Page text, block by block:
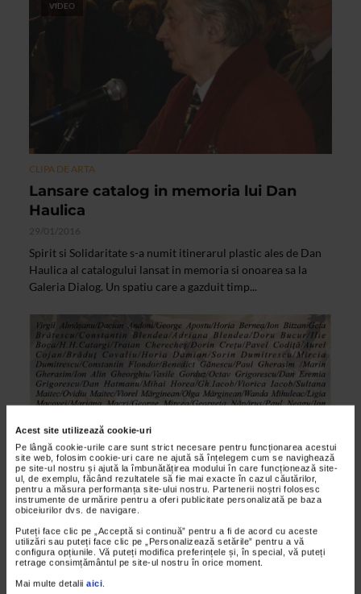
Acest site utilizează cookie-uri
Pe lângă cookie-urile care sunt strict necesare pentru funcționarea acestui
site web, folosim cookie-uri care ne ajută să înțelegem cum se navighează
pe site-ul nostru și ajută la îmbunătățirea modului în care funcționează site-
ul, de exemplu, făcând rezultatele să fie mai exacte în cazul căutărilor,
pentru a măsura performanța site-ului nostru. Partenerii noștri folosesc
instrumente de urmărire pentru a oferi publicitate personalizată pe baza
obiceiurilor dvs. de navigare.
Puteți face clic pe „Acceptă si continuă” pentru a fi de acord cu aceste
utilizări sau puteți face clic pe „Personalizează setările” pentru a vă
configura opțiunile. Vă puteți modifica preferințele și, în special, vă puteți
retrage consimțământul pe site-ul nostru în orice moment.
Mai multe detalii aici
VIDEO
CLIPA DE ARTA
Lansare catalog in memoria lui Dan
Haulica
29/01/2016
Spirit si Solidaritate s-a numit itinerarul plastic ales de Dan
Haulica al catalogului lansat in memoria si onoarea sa la
Galeria Dialog. Un spatiu care a gazduit timp...
ALTE MATERIALE
Un vis implinit intru amintirea lui Dan
Haulica
15/09/2015
La un an de la trecerea in nefiinta a renumitului critic de arta